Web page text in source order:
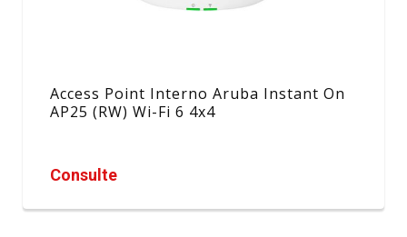
Access Point Interno Aruba Instant On
AP25 (RW) Wi-Fi 6 4x4
Consulte